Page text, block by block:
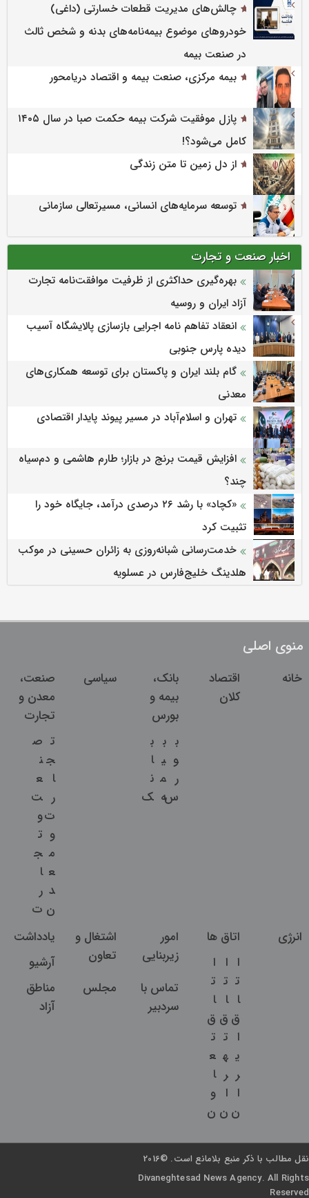
چالش‌های مدیریت قطعات خسارتی (داغی)
خودروهای موضوع بیمه‌نامه‌های بدنه و شخص ثالث
در صنعت بیمه
بیمه مرکزی، صنعت بیمه و اقتصاد دریامحور
پازل موفقیت شرکت بیمه حکمت صبا در سال ۱۴۰۵
کامل می‌شود؟!
از دل زمین تا متن زندگی
توسعه سرمایه‌های انسانی، مسیرتعالی سازمانی
اخبار صنعت و تجارت
بهره‌گیری حداکثری از ظرفیت موافقت‌نامه تجارت
آزاد ایران و روسیه
انعقاد تفاهم نامه اجرایی بازسازی پالایشگاه آسیب
دیده پارس جنوبی
گام بلند ایران و پاکستان برای توسعه همکاری‌های
معدنی
تهران و اسلام‌آباد در مسیر پیوند پایدار اقتصادی
افزایش قیمت برنج در بازار؛ طارم هاشمی و دم‌سیاه
چند؟
«کچاد» با رشد ۲۶ درصدی درآمد، جایگاه خود را
تثبیت کرد
خدمت‌رسانی شبانه‌روزی به زائران حسینی در موکب
هلدینگ خلیج‌فارس در عسلویه
منوی اصلی
خانه
اقتصاد
کلان
بانک،
بیمه و
بورس
ب
و
ر
س
ب
ی
م
ه
ب
ا
ن
ک
سیاسی
صنعت،
معدن و
تجارت
ت
ج
ا
ر
ت
و
م
ع
د
ن
ص
ن
ع
ت
و
ت
ج
ا
ر
ت
انرژی
اتاق ها
ا
ت
ا
ق
ا
ی
ر
ا
ن
ا
ت
ا
ق
ت
ه
ر
ا
ن
ا
ت
ا
ق
ت
ع
ا
و
ن
امور
زیربنایی
اشتغال و
تعاون
یادداشت
آرشیو
تماس با
سردبیر
مجلس
مناطق
آزاد
نقل مطالب با ذکر منبع بلامانع است. ©2016
Divaneghtesad News Agency. All Rights
Reserved